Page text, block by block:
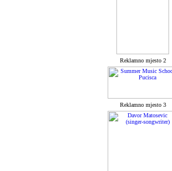
Reklamno mjesto 2
Reklamno mjesto 3